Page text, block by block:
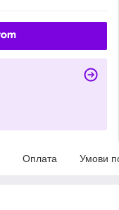
Оплата Умови